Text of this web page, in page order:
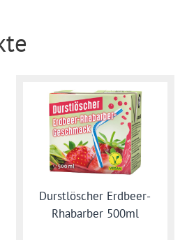
Durstlöscher Erdbeer-
Rhabarber 500ml